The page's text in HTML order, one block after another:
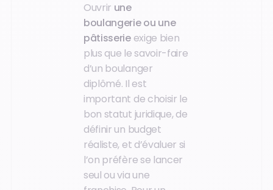
Ouvrir une
boulangerie ou une
pâtisserieexige bien
plus que le savoir-faire
d’un boulanger
diplômé. Il est
important de choisir le
bon statut juridique, de
définir un budget
réaliste, et d’évaluer si
l’on préfère se lancer
seul ou via une